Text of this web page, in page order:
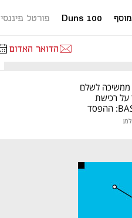
מוסף Duns 100 פורטל פיננסי
הדואר האדום
ממשיכה לשלם
על רכישת
BASE44: ההפסד